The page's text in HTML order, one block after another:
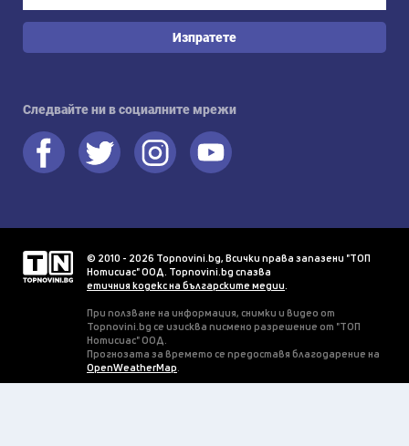
Изпратете
Следвайте ни в социалните мрежи
© 2010 - 2026 Topnovini.bg, Всички права запазени "ТОП
Нотисиас" ООД. Topnovini.bg спазва
етичния кодекс на българските медии
При ползване на информация, снимки и видео от
Topnovini.bg се изисква писмено разрешение от "ТОП
Нотисиас" ООД.
Прогнозата за времето се предоставя благодарение на
OpenWeatherMap